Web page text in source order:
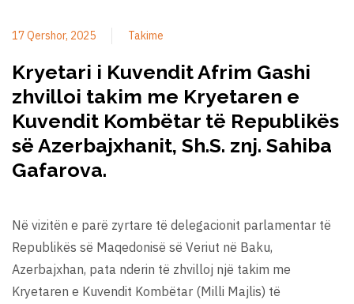
17 Qershor, 2025 Takime
Kryetari i Kuvendit Afrim Gashi
zhvilloi takim me Kryetaren e
Kuvendit Kombëtar të Republikës
së Azerbajxhanit, Sh.S. znj. Sahiba
Gafarova.
Në vizitën e parë zyrtare të delegacionit parlamentar të
Republikës së Maqedonisë së Veriut në Baku,
Azerbajxhan, pata nderin të zhvilloj një takim me
Kryetaren e Kuvendit Kombëtar (Milli Majlis) të